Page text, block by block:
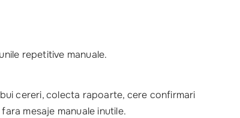
repetitive manuale.
cereri, colecta rapoarte, cere confirmari
mesaje manuale inutile.